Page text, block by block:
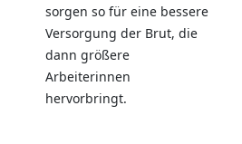
sorgen so für eine bessere
Versorgung der Brut, die
dann größere
Arbeiterinnen
hervorbringt.